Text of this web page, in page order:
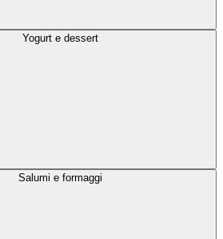
Yogurt e dessert
Salumi e formaggi